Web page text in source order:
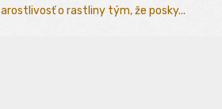
o rastliny tým, že posky...